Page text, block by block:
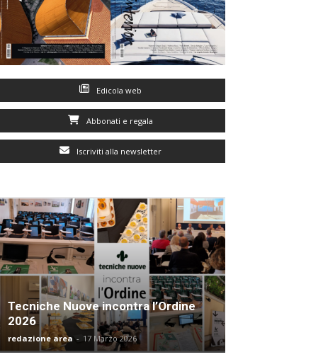
Edicola web
Abbonati e regala
Iscriviti alla newsletter
Tecniche Nuove incontra l’Ordine
2026
redazione area - 17 Marzo 2026